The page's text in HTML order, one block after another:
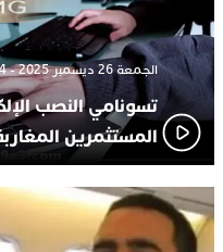
الجمعة 26 ديسمبر 2025 - 13:04
المستثمرين